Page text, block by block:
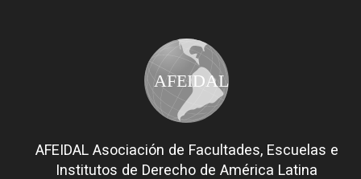
AFEIDAL
AFEIDAL Asociación de Facultades, Escuelas e
Institutos de Derecho de América Latina